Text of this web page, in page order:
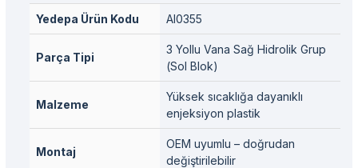
Yedepa Ürün Kodu AI0355
Parça Tipi
3 Yollu Vana Sağ Hidrolik Grup
(Sol Blok)
Malzeme
Yüksek sıcaklığa dayanıklı
enjeksiyon plastik
Montaj
OEM uyumlu – doğrudan
değiştirilebilir